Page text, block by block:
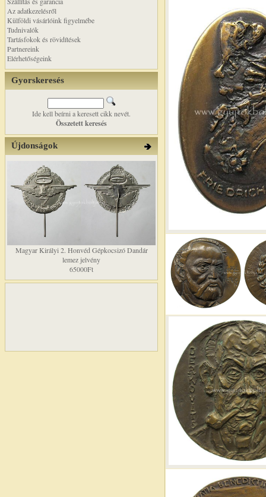
Az adatkezelésről
Külföldi vásárlóink figyelmébe
Tudnivalók
Tartásfokok és rövidítések
Partnereink
Elérhetőségeink
Gyorskeresés
Ide kell beírni a keresett cikk nevét.
Összetett keresés
Újdonságok
Magyar Királyi 2. Honvéd Gépkocsizó Dandár
lemez jelvény
65000Ft